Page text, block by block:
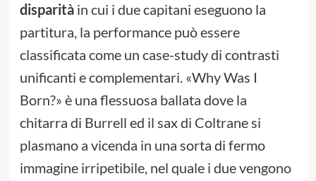
disparitàin cui i due capitani eseguono la
partitura, la performance può essere
classificata come un case-study di contrasti
unificanti e complementari. «Why Was I
Born?» è una flessuosa ballata dove la
chitarra di Burrell ed il sax di Coltrane si
plasmano a vicenda in una sorta di fermo
immagine irripetibile, nel quale i due vengono